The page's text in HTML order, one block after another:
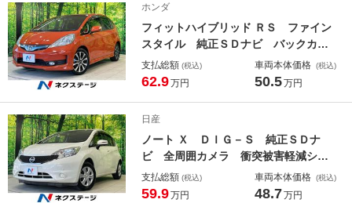
ホンダ
フィットハイブリッド ＲＳ ファイン
スタイル 純正ＳＤナビ バックカメ
ラ 禁煙車 スマートキー ＨＩＤヘ
ッド ビルトインＥＴＣ クルコン
ｔｈ ＣＤ ＤＶＤ再生 パドルシフ
ト
支払総額 (税込)
62.9万円
車両本体価格 (税込)
50.5万円
日産
ノート Ｘ ＤＩＧ－Ｓ 純正ＳＤナ
ビ 全周囲カメラ 衝突被害軽減シス
テム 禁煙車 コーナーセンサー ス
マートキー ＥＴＣ 車線逸脱警報
支払総額 (税込)
59.9万円
車両本体価格 (税込)
48.7万円